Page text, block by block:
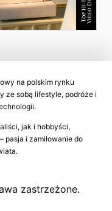
na polskim rynku
ze sobą lifestyle, podróże i
jak i hobbyści,
pasja i zamiłowanie do
zastrzeżone.